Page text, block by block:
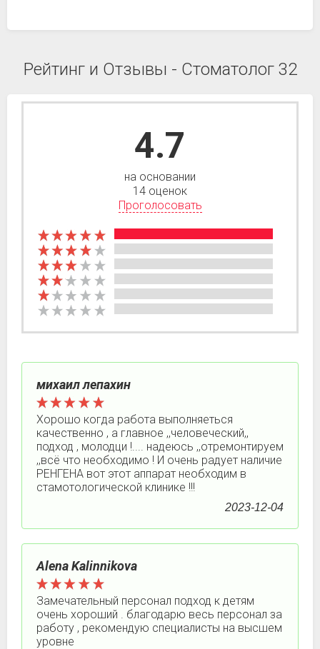
Рейтинг и Отзывы - Стоматолог 32
4.7
на основании
14 оценок
Проголосовать
михаил лепахин
Хорошо когда работа выполняеться
качественно , а главное ,,человеческий,,
подход , молодци !.... надеюсь ,,отремонтируем
,,всё что необходимо ! И очень радует наличие
РЕНГЕНА вот этот аппарат необходим в
стамотологической клинике !!!
2023-12-04
Alena Kalinnikova
Замечательный персонал подход к детям
очень хороший . благодарю весь персонал за
работу , рекомендую специалисты на высшем
уровне